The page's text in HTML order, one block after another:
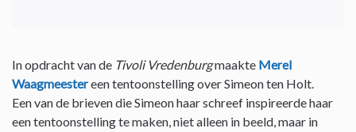
In opdracht van de Tivoli Vredenburgmaakte Merel
Waagmeestereen tentoonstelling over Simeon ten Holt.
Een van de brieven die Simeon haar schreef inspireerde haar
een tentoonstelling te maken, niet alleen in beeld, maar in